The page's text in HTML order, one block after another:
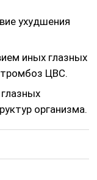
ухудшения
иных глазных
тромбоз ЦВС.
организма.